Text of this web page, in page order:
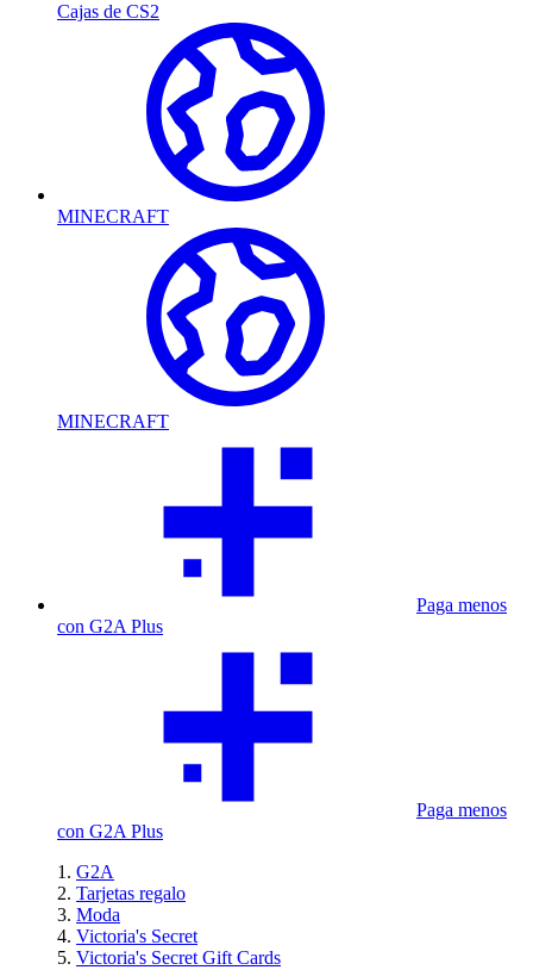
Cajas de CS2
MINECRAFT
MINECRAFT
Paga menos
con G2A Plus
Paga menos
con G2A Plus
G2A
Tarjetas regalo
Moda
Victoria's Secret
Victoria's Secret Gift Cards